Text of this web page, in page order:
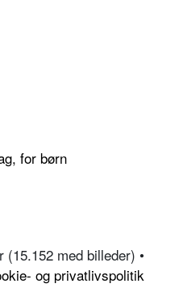
for børn
med billeder) •
og privatlivspolitik